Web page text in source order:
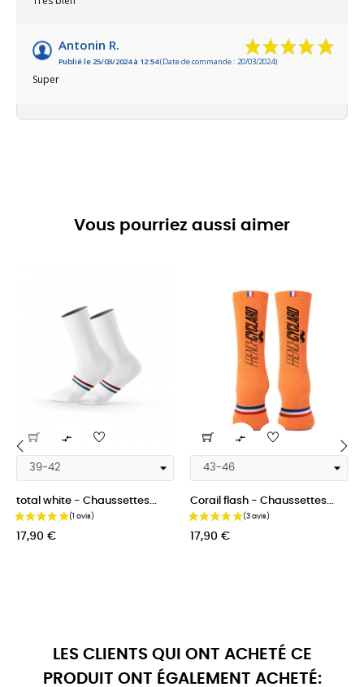
Antonin R.
Publié le 25/03/2024 à 12:54(Date de commande : 20/03/2024)
Super
Vous pourriez aussi aimer

total white - Chaussettes...
Prix
17,90 €

Corail flash - Chaussettes...
Prix
17,90 €
LES CLIENTS QUI ONT ACHETÉ CE
PRODUIT ONT ÉGALEMENT ACHETÉ: